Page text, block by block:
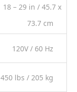
18 – 29 in / 45.7 x
73.7 cm
120V / 60 Hz
450 lbs / 205 kg